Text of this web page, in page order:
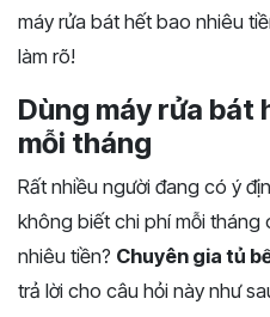
máy rửa bát hết bao nhiêu
làm rõ!
Dùng máy rửa bát
mỗi tháng
Rất nhiều người đang có ý
không biết chi phí mỗi tháng
nhiêu tiền? Chuyên gia tủ
trả lời cho câu hỏi này như